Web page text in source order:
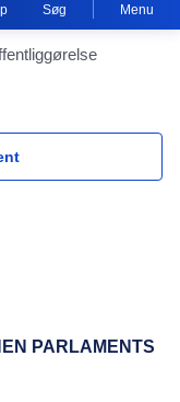
Søg Menu
PARLAMENTS